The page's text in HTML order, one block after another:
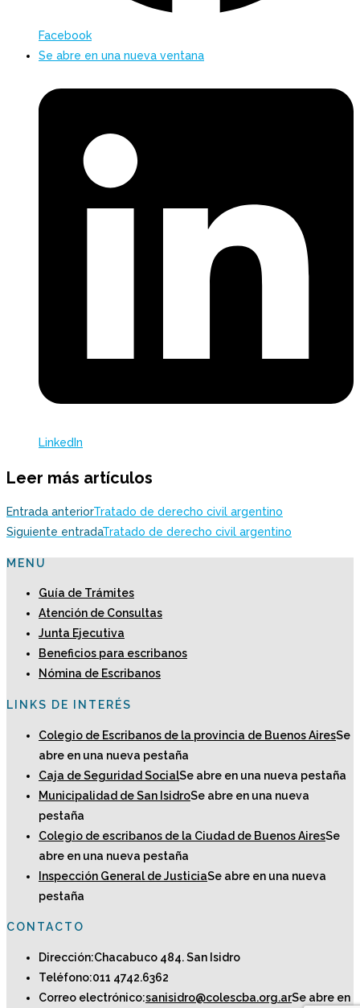
Facebook
Se abre en una nueva ventana
LinkedIn
Leer más artículos
Entrada anteriorTratado de derecho civil argentino
Siguiente entradaTratado de derecho civil argentino
MENU
Guía de Trámites
Atención de Consultas
Junta Ejecutiva
Beneficios para escribanos
Nómina de Escribanos
LINKS DE INTERÉS
Colegio de Escribanos de la provincia de Buenos AiresSe
abre en una nueva pestaña
Caja de Seguridad SocialSe abre en una nueva pestaña
Municipalidad de San IsidroSe abre en una nueva
pestaña
Colegio de escribanos de la Ciudad de Buenos AiresSe
abre en una nueva pestaña
Inspección General de JusticiaSe abre en una nueva
pestaña
CONTACTO
Dirección:Chacabuco 484. San Isidro
Teléfono:011 4742.6362
Correo electrónico:sanisidro@colescba.org.arSe abre en